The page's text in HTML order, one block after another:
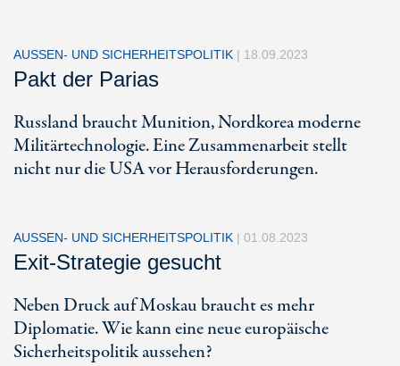
AUSSEN- UND SICHERHEITSPOLITIK | 18.09.2023
Pakt der Parias
Russland braucht Munition, Nordkorea moderne
Militärtechnologie. Eine Zusammenarbeit stellt
nicht nur die USA vor Herausforderungen.
AUSSEN- UND SICHERHEITSPOLITIK | 01.08.2023
Exit-Strategie gesucht
Neben Druck auf Moskau braucht es mehr
Diplomatie. Wie kann eine neue europäische
Sicherheitspolitik aussehen?